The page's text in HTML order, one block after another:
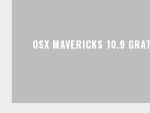
OSX MAVERICKS 10.9